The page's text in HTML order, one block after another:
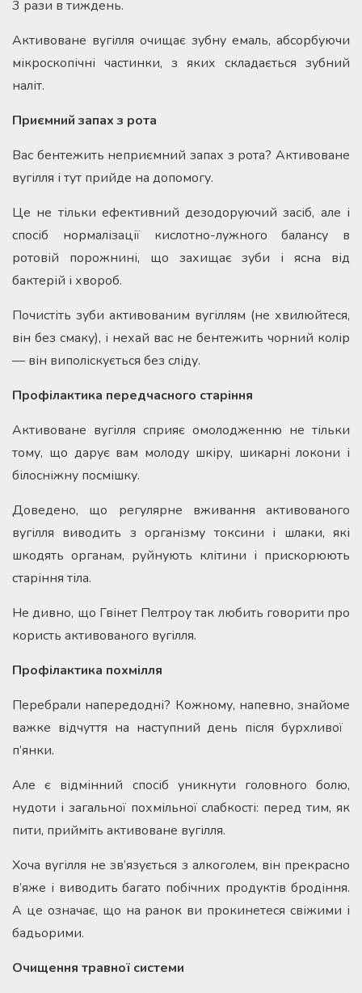
3 рази в тиждень.
Активоване вугілля очищає зубну емаль, абсорбуючи
мікроскопічні частинки, з яких складається зубний
наліт.
Приємний запах з рота
Вас бентежить неприємний запах з рота? Активоване
вугілля і тут прийде на допомогу.
Це не тільки ефективний дезодоруючий засіб, але і
спосіб нормалізації кислотно-лужного балансу в
ротовій порожнині, що захищає зуби і ясна від
бактерій і хвороб.
Почистіть зуби активованим вугіллям (не хвилюйтеся,
він без смаку), і нехай вас не бентежить чорний колір
— він виполіскується без сліду.
Профілактика передчасного старіння
Активоване вугілля сприяє омолодженню не тільки
тому, що дарує вам молоду шкіру, шикарні локони і
білосніжну посмішку.
Доведено, що регулярне вживання активованого
вугілля виводить з організму токсини і шлаки, які
шкодять органам, руйнують клітини і прискорюють
старіння тіла.
Не дивно, що Гвінет Пелтроу так любить говорити про
користь активованого вугілля.
Профілактика похмілля
Перебрали напередодні? Кожному, напевно, знайоме
важке відчуття на наступний день після бурхливої ​​
п’янки.
Але є відмінний спосіб уникнути головного болю,
нудоти і загальної похмільної слабкості: перед тим, як
пити, прийміть активоване вугілля.
Хоча вугілля не зв’язується з алкоголем, він прекрасно
в’яже і виводить багато побічних продуктів бродіння.
А це означає, що на ранок ви прокинетеся свіжими і
бадьорими.
Очищення травної системи